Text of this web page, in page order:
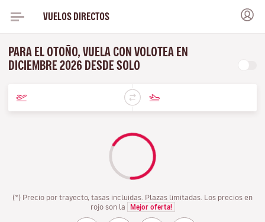
VUELOS DIRECTOS
PARA EL OTOÑO, VUELA CON VOLOTEA EN
DICIEMBRE 2026 DESDE SOLO
(*) Precio por trayecto, tasas incluidas. Plazas limitadas. Los precios en
rojo son la
Mejor oferta!